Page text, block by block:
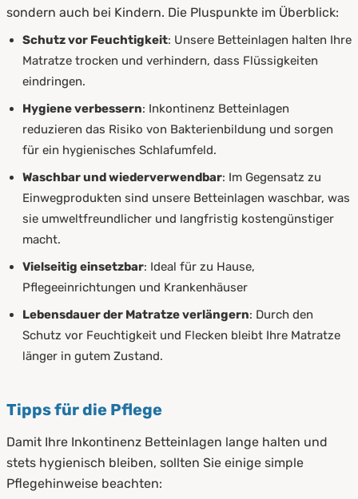
sondern auch bei Kindern. Die Pluspunkte im Überblick:
Schutz vor Feuchtigkeit: Unsere Betteinlagen halten Ihre
Matratze trocken und verhindern, dass Flüssigkeiten
eindringen.
Hygiene verbessern: Inkontinenz Betteinlagen
reduzieren das Risiko von Bakterienbildung und sorgen
für ein hygienisches Schlafumfeld.
Waschbar und wiederverwendbar: Im Gegensatz zu
Einwegprodukten sind unsere Betteinlagen waschbar, was
sie umweltfreundlicher und langfristig kostengünstiger
macht.
Vielseitig einsetzbar: Ideal für zu Hause,
Pflegeeinrichtungen und Krankenhäuser
Lebensdauer der Matratze verlängern: Durch den
Schutz vor Feuchtigkeit und Flecken bleibt Ihre Matratze
länger in gutem Zustand.
Tipps für die Pflege
Damit Ihre Inkontinenz Betteinlagen lange halten und
stets hygienisch bleiben, sollten Sie einige simple
Pflegehinweise beachten: